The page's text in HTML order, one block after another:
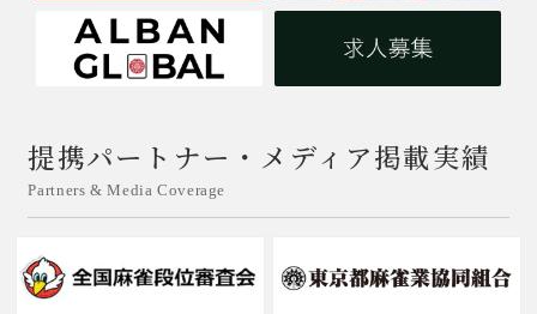
開催場所：HyperX Arena（アメリカ・ラスベガス）
【新発売】「アモスレックス3 Mリーグモデル/ AMOS REXX
Ⅲ M.LEAGUE MODEL」受注開始
【新発売】
「AMOS REXX III M.LEAGUE MODEL」
アルバンにて受注開始
提携パートナー・メディア掲載実績
Partners & Media Coverage